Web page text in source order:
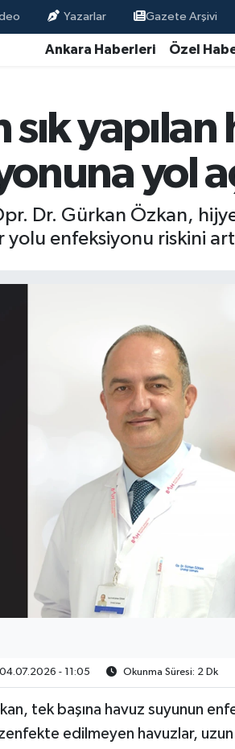
Yazarlar Gazete Arşivi
Ankara Haberleri Özel
sık
yol
Dr. Gürkan Özkan,
yolu enfeksiyonu riskini
04.07.2026 - 11:05 Okunma Süresi: 2 Dk
tek başına havuz suyunun
edilmeyen havuzlar, uzun